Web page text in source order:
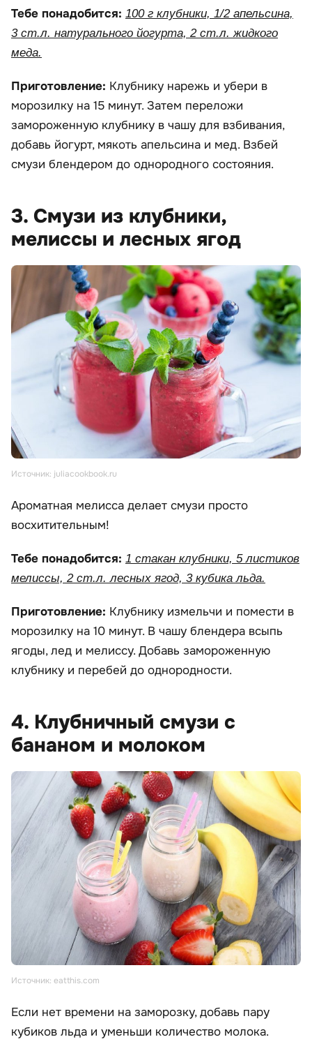
Тебе понадобится: 100 г клубники, 1/2 апельсина,
3 ст.л. натурального йогурта, 2 ст.л. жидкого
меда.
Приготовление: Клубнику нарежь и убери в
морозилку на 15 минут. Затем переложи
замороженную клубнику в чашу для взбивания,
добавь йогурт, мякоть апельсина и мед. Взбей
смузи блендером до однородного состояния.
3. Смузи из клубники,
мелиссы и лесных ягод
Источник: juliacookbook.ru
Ароматная мелисса делает смузи просто
восхитительным!
Тебе понадобится: 1 стакан клубники, 5 листиков
мелиссы, 2 ст.л. лесных ягод, 3 кубика льда.
Приготовление: Клубнику измельчи и помести в
морозилку на 10 минут. В чашу блендера всыпь
ягоды, лед и мелиссу. Добавь замороженную
клубнику и перебей до однородности.
4. Клубничный смузи с
бананом и молоком
Источник: eatthis.com
Если нет времени на заморозку, добавь пару
кубиков льда и уменьши количество молока.